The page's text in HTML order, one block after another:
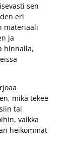
sen
eri
materiaali
ja
hinnalla,
mikä tekee
tai
vaikka
heikommat